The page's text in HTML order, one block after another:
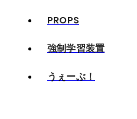
PROPS
強制学習装置
うぇーぶ！